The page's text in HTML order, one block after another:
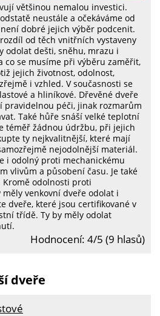
většinou nemalou investici.
neustále a očekáváme od
dobré jejich výběr podcenit.
od těch vnitřních vystaveny
odolat dešti, sněhu, mrazu i
co se musíme při výběru zaměřit,
jejich životnost, odolnost,
i vzhled. V současnosti se
a hliníkové. Dřevěné dveře
pravidelnou péči, jinak rozmarům
Také hůře snáší velké teplotní
téměř žádnou údržbu, při jejich
ty nejkvalitnější, které mají
nejodolnější materiál.
i odolný proti mechanickému
vlivům a působení času. Je také
odolnosti proti
venkovní dveře odolat i
dveře, které jsou certifikované v
třídě. Ty by měly odolat
Hodnocení: 4/5 (9 hlasů)
dveře